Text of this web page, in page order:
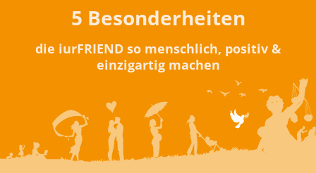
5 Besonderheiten
die iurFRIEND so menschlich, positiv &
einzigartig machen